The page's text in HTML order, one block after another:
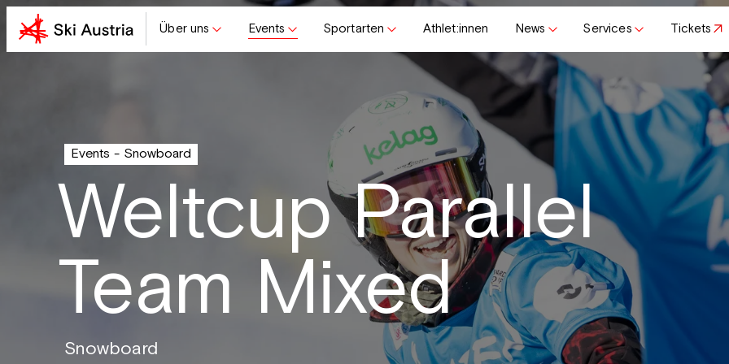
Über uns Events Sportarten Athlet:innen News Services Tickets
Events Snowboard
Weltcup Parallel
Team Mixed
Snowboard